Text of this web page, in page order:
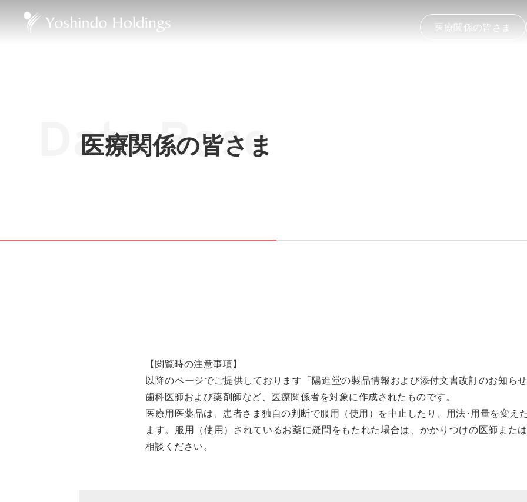
医療関係の皆さま
医療関係の皆さま
Data Base
【閲覧時の注意事項】
以降のページでご提供しております「陽進堂の製品情報および添付文書改訂のお知ら
歯科医師および薬剤師など、医療関係者を対象に作成されたものです。
医療用医薬品は、患者さま独自の判断で服用（使用）を中止したり、用法･用量を変え
ます。服用（使用）されているお薬に疑問をもたれた場合は、かかりつけの医師また
相談ください。